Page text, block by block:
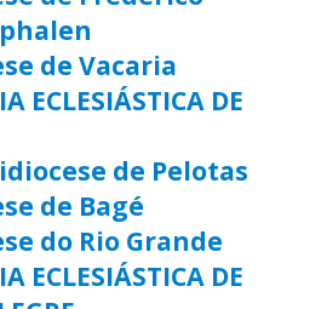
de Vacaria
ECLESIÁSTICA DE
de Pelotas
de Bagé
do Rio Grande
ECLESIÁSTICA DE